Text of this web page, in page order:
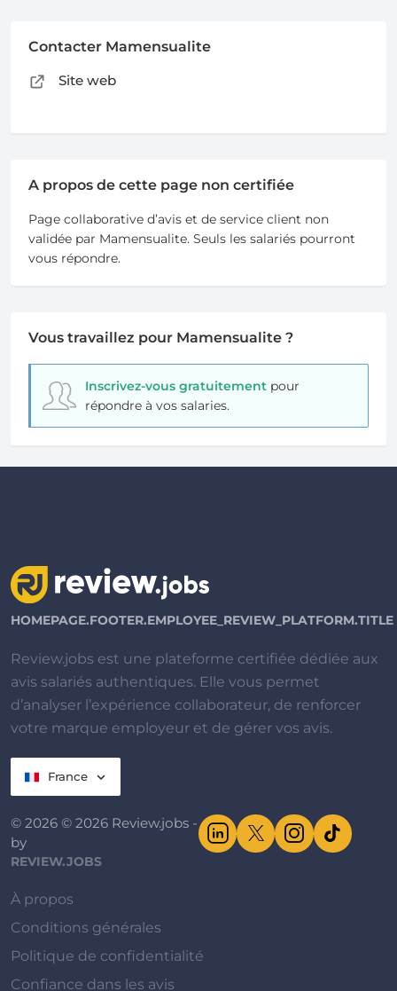
Contacter Mamensualite
Site web
A propos de cette page non certifiée
Page collaborative d’avis et de service client non
validée par Mamensualite. Seuls les salariés pourront
vous répondre.
Vous travaillez pour Mamensualite ?
Inscrivez-vous gratuitementpour
répondre à vos salaries.
HOMEPAGE.FOOTER.EMPLOYEE_REVIEW_PLATFORM.TITLE
Review.jobs est une plateforme certifiée dédiée aux
avis salariés authentiques. Elle vous permet
d’analyser l’expérience collaborateur, de renforcer
votre marque employeur et de gérer vos avis.
France
© 2026 © 2026 Review.jobs -
by
REVIEW.JOBS
À propos
Conditions générales
Politique de confidentialité
Confiance dans les avis